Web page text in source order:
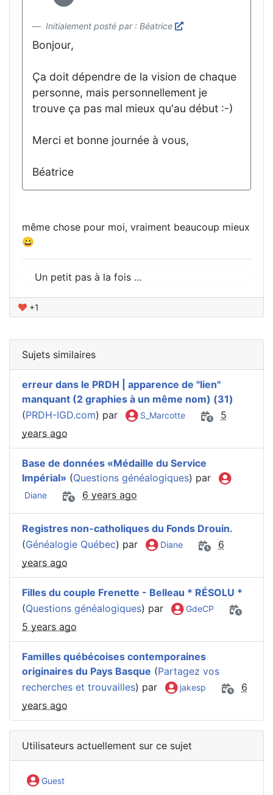
Initialement posté par : Béatrice
Bonjour,
Ça doit dépendre de la vision de chaque
personne, mais personnellement je
trouve ça pas mal mieux qu'au début :-)
Merci et bonne journée à vous,
Béatrice
même chose pour moi, vraiment beaucoup mieux
😀
Un petit pas à la fois ...
+1
Sujets similaires
erreur dans le PRDH | apparence de "lien"
manquant (2 graphies à un même nom) (31)
(PRDH-IGD.com) par S_Marcotte
5
years ago
Base de données «Médaille du Service
Impérial» (Questions généalogiques) par
Diane 6 years ago
Registres non-catholiques du Fonds Drouin.
(Généalogie Québec) par Diane
6
years ago
Filles du couple Frenette - Belleau * RÉSOLU *
(Questions généalogiques) par GdeCP
5 years ago
Familles québécoises contemporaines
originaires du Pays Basque (Partagez vos
recherches et trouvailles) par jakesp
6
years ago
Utilisateurs actuellement sur ce sujet
Guest